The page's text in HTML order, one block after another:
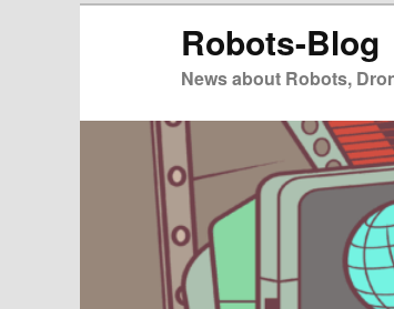
Robots-Blog
News about Robots,